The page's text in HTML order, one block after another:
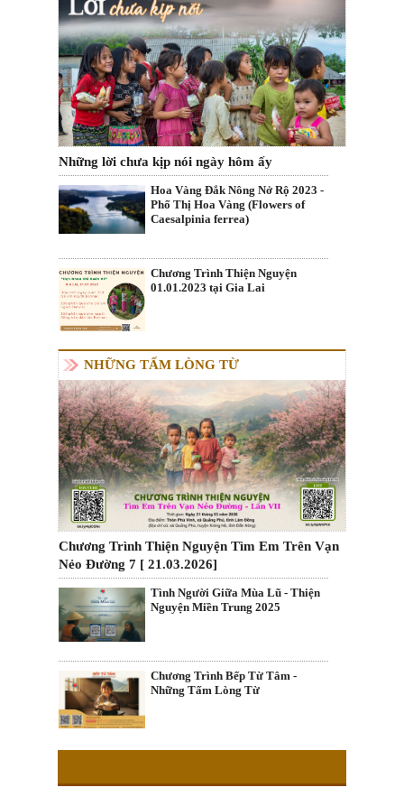
Những lời chưa kịp nói ngày hôm ấy
Hoa Vàng Đắk Nông Nở Rộ 2023 -
Phố Thị Hoa Vàng (Flowers of
Caesalpinia ferrea)
Chương Trình Thiện Nguyện
01.01.2023 tại Gia Lai
NHỮNG TẤM LÒNG TỪ
Chương Trình Thiện Nguyện Tìm Em Trên Vạn
Nẻo Đường 7 [ 21.03.2026]
Tình Người Giữa Mùa Lũ - Thiện
Nguyện Miền Trung 2025
Chương Trình Bếp Từ Tâm -
Những Tấm Lòng Từ